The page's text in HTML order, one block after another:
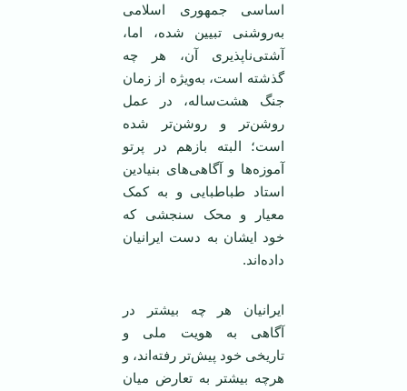
اساسی جمهوری اسلامی
به‌روشنی تبیین شده، اما،
آشتی‌ناپذیری آن، هر چه
گذشته است، به‌ویژه از زمان
جنگ هشت‌ساله، در عمل
روشن‌تر و روشن‌تر شده
است؛ البته بازهم در پرتو
آموزه‌ها و آگاهی‌های بنیادین
استاد طباطبایی و به کمک
معیار و محک سنجشی که
خود ایشان به دست ایرانیان
داده‌اند.
ایرانیان هر چه بیشتر در
آگاهی به هویت ملی و
تاریخی خود پیش‌تر رفته‌اند، و
هرچه بیشتر به تعارض میان